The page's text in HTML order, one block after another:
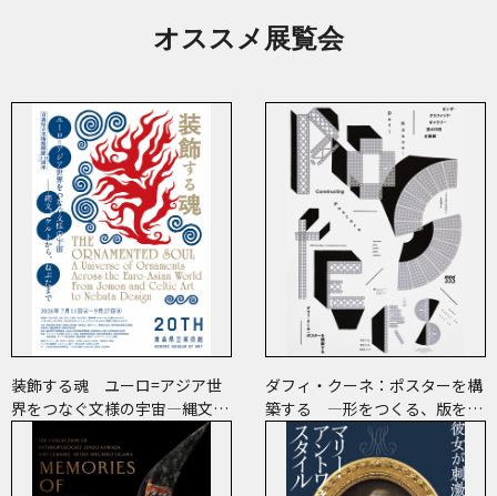
オススメ展覧会
装飾する魂 ユーロ=アジア世
界をつなぐ文様の宇宙―縄文、
ダフィ・クーネ：ポスターを構
築する ―形をつくる、版をつ
くる、表現をつくる―